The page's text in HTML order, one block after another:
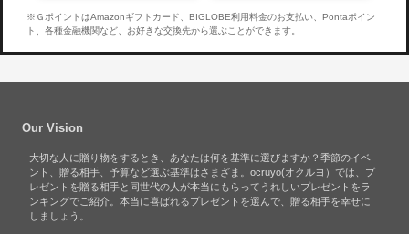
※ＧポイントはAmazonギフトカード、BIGLOBE利用料金のお支払い、Pontaポイン
ト、各種金融機関など、お好きな交換先から選ぶことができます。
Our Vision
大切な人に贈り物をするとき、あなたは何を基準に選びますか？季節のイベ
ント、贈る相手、予算など選ぶ基準はさまざま。ocruyo(オクルヨ）では、プ
レゼントを贈る相手と同世代の人が本当にもらってうれしいプレゼントをラ
ンキングでご紹介。本当に喜ばれるプレゼントを選んで、贈る相手を幸せに
しましょう。